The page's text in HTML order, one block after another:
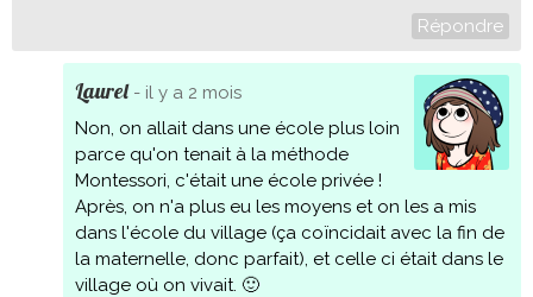
Répondre
Laurel- il y a 2 mois
Non, on allait dans une école plus loin
parce qu'on tenait à la méthode
Montessori, c'était une école privée !
Après, on n'a plus eu les moyens et on les a mis
dans l'école du village (ça coïncidait avec la fin de
la maternelle, donc parfait), et celle ci était dans le
village où on vivait. 🙂